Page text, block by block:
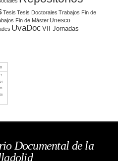
Tesis Tesis Doctorales Trabajos Fin de
Fin de Máster Unesco
UvaDoc VII Jornadas
D
7
14
21
28
Documental de la